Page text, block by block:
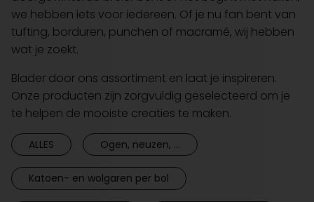
we hebben iets voor iedereen. Of je nu fan bent van
tufting, borduren, punchen of macramé, wij hebben
wat je zoekt.
Blader door ons assortiment en laat je inspireren.
Onze producten zijn zorgvuldig geselecteerd om je
te helpen de mooiste creaties te maken.
ALLES Ogen, neuzen, ...
Katoen- en wolgaren per bol